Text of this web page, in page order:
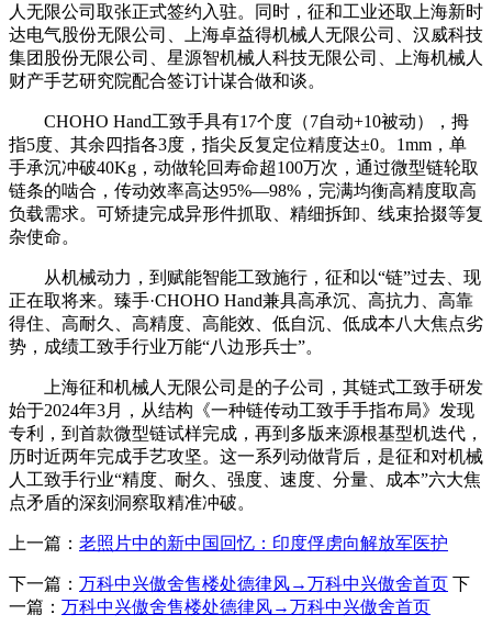
人无限公司取张正式签约入驻。同时，征和工业还取上海新时
达电气股份无限公司、上海卓益得机械人无限公司、汉威科技
集团股份无限公司、星源智机械人科技无限公司、上海机械人
财产手艺研究院配合签订计谋合做和谈。
CHOHO Hand工致手具有17个度（7自动+10被动），拇
指5度、其余四指各3度，指尖反复定位精度达±0。1mm，单
手承沉冲破40Kg，动做轮回寿命超100万次，通过微型链轮取
链条的啮合，传动效率高达95%—98%，完满均衡高精度取高
负载需求。可矫捷完成异形件抓取、精细拆卸、线束拾掇等复
杂使命。
从机械动力，到赋能智能工致施行，征和以“链”过去、现
正在取将来。臻手·CHOHO Hand兼具高承沉、高抗力、高靠
得住、高耐久、高精度、高能效、低自沉、低成本八大焦点劣
势，成绩工致手行业万能“八边形兵士”。
上海征和机械人无限公司是的子公司，其链式工致手研发
始于2024年3月，从结构《一种链传动工致手手指布局》发现
专利，到首款微型链试样完成，再到多版来源根基型机迭代，
历时近两年完成手艺攻坚。这一系列动做背后，是征和对机械
人工致手行业“精度、耐久、强度、速度、分量、成本”六大焦
点矛盾的深刻洞察取精准冲破。
上一篇： 老照片中的新中国回忆：印度俘虏向解放军医护
下一篇： 万科中兴傲舍售楼处德律风→万科中兴傲舍首页 下
一篇： 万科中兴傲舍售楼处德律风→万科中兴傲舍首页